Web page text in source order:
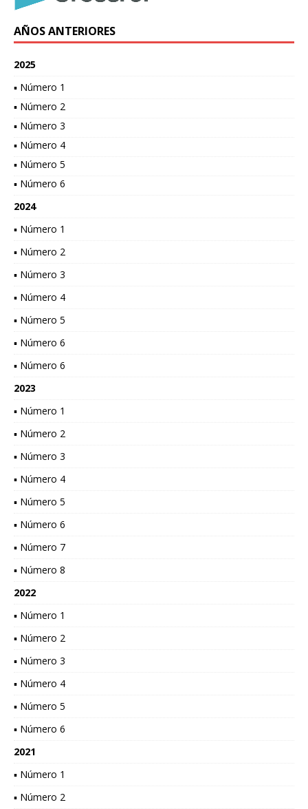
AÑOS ANTERIORES
2025
▪ Número 1
▪ Número 2
▪ Número 3
▪ Número 4
▪ Número 5
▪ Número 6
2024
▪ Número 1
▪ Número 2
▪ Número 3
▪ Número 4
▪ Número 5
▪ Número 6
▪ Número 6
2023
▪ Número 1
▪ Número 2
▪ Número 3
▪ Número 4
▪ Número 5
▪ Número 6
▪ Número 7
▪ Número 8
2022
▪ Número 1
▪ Número 2
▪ Número 3
▪ Número 4
▪ Número 5
▪ Número 6
2021
▪ Número 1
▪ Número 2